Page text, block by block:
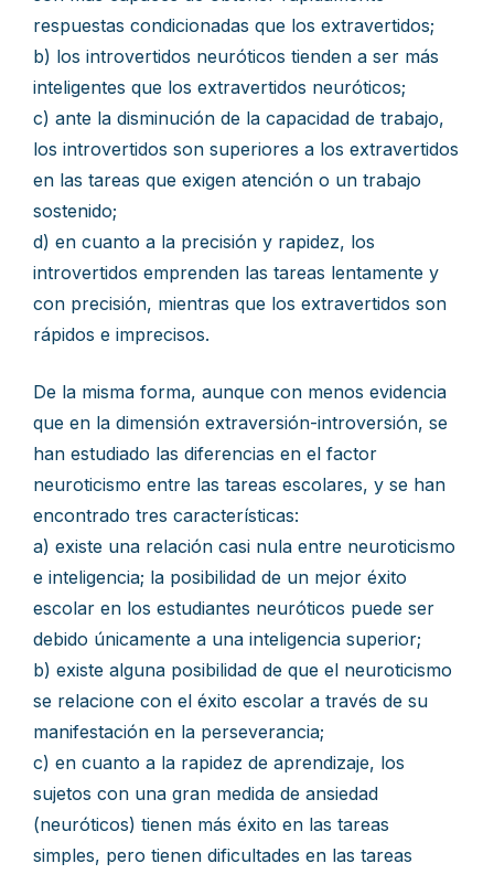
respuestas condicionadas que los extravertidos;
b) los introvertidos neuróticos tienden a ser más
inteligentes que los extravertidos neuróticos;
c) ante la disminución de la capacidad de trabajo,
los introvertidos son superiores a los extravertidos
en las tareas que exigen atención o un trabajo
sostenido;
d) en cuanto a la precisión y rapidez, los
introvertidos emprenden las tareas lentamente y
con precisión, mientras que los extravertidos son
rápidos e imprecisos.
De la misma forma, aunque con menos evidencia
que en la dimensión extraversión-introversión, se
han estudiado las diferencias en el factor
neuroticismo entre las tareas escolares, y se han
encontrado tres características:
a) existe una relación casi nula entre neuroticismo
e inteligencia; la posibilidad de un mejor éxito
escolar en los estudiantes neuróticos puede ser
debido únicamente a una inteligencia superior;
b) existe alguna posibilidad de que el neuroticismo
se relacione con el éxito escolar a través de su
manifestación en la perseverancia;
c) en cuanto a la rapidez de aprendizaje, los
sujetos con una gran medida de ansiedad
(neuróticos) tienen más éxito en las tareas
simples, pero tienen dificultades en las tareas